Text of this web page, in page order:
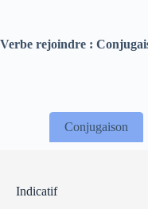
Verbe rejoindre :
Conjugaison
Indicatif